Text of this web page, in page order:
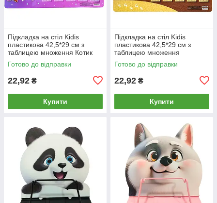
Підкладка на стіл Kidis
пластикова 42,5*29 см з
таблицею множення Котик
KD3077
Готово до відправки
22,92 ₴
Купити
Підкладка на стіл Kidis
пластикова 42,5*29 см з
таблицею множення
Ведмедик KD3078
Готово до відправки
22,92 ₴
Купити